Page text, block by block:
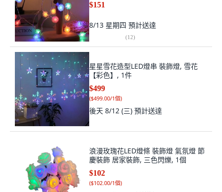
$151
8/13 星期四 預計送達
(12)
星星雪花造型LED燈串 裝飾燈, 雪花
【彩色】, 1件
$499
($499.00/1個)
後天 8/12 (三) 預計送達
浪漫玫瑰花LED燈條 裝飾燈 氣氛燈 節
慶裝飾 居家裝飾, 三色閃爍, 1個
$102
($102.00/1個)